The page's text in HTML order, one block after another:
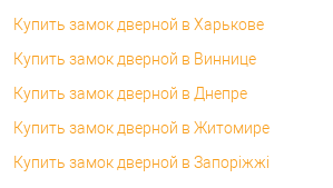
Купить замок дверной в Харькове
Купить замок дверной в Виннице
Купить замок дверной в Днепре
Купить замок дверной в Житомире
Купить замок дверной в Запоріжжі